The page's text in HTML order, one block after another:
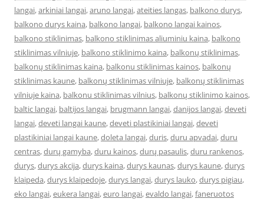
langai,arkiniai langai,aruno langai,ateities langas, balkono durys,
balkono durys kaina, balkono langai, balkono langai kainos,
balkono stiklinimas, balkono stiklinimas aliuminiu kaina, balkono
stiklinimas vilniuje, balkono stiklinimo kaina, balkonų stiklinimas,
balkonų stiklinimas kaina, balkonu stiklinimas kainos, balkonų
stiklinimas kaune, balkonų stiklinimas vilniuje, balkonų stiklinimas
vilniuje kaina, balkonu stiklinimas vilnius, balkonų stiklinimo kainos,
baltic langai, baltijos langai, brugmann langai,danijos langai,deveti
langai,deveti langai kaune,deveti plastikiniai langai,deveti
plastikiniai langai kaune,doleta langai,duris,duru apvadai,duru
centras,durų gamyba,duru kainos,durų pasaulis,duru rankenos,
durys,durys akcija,durys kaina,durys kaunas,durys kaune,durys
klaipeda,durys klaipedoje,durys langai,durys lauko,durys pigiau,
eko langai,eukera langai,euro langai,evaldo langai,faneruotos